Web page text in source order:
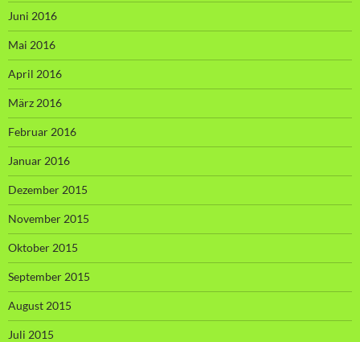
Juni 2016
Mai 2016
April 2016
März 2016
Februar 2016
Januar 2016
Dezember 2015
November 2015
Oktober 2015
September 2015
August 2015
Juli 2015